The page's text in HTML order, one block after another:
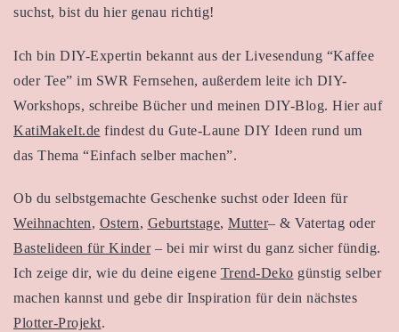
suchst, bist du hier genau richtig!
Ich bin DIY-Expertin bekannt aus der Livesendung “Kaffee
oder Tee” im SWR Fernsehen, außerdem leite ich DIY-
Workshops, schreibe Bücher und meinen DIY-Blog. Hier auf
KatiMakeIt.de findest du Gute-Laune DIY Ideen rund um
das Thema “Einfach selber machen”.
Ob du selbstgemachte Geschenke suchst oder Ideen für
Weihnachten, Ostern, Geburtstage, Mutter– & Vatertag oder
Bastelideen für Kinder– bei mir wirst du ganz sicher fündig.
Ich zeige dir, wie du deine eigene Trend-Deko günstig selber
machen kannst und gebe dir Inspiration für dein nächstes
Plotter-Projekt.